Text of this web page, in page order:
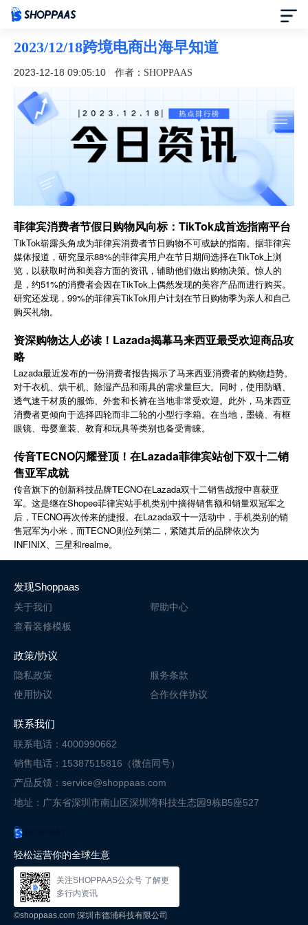
首页
定价
模板中心
合作伙伴
帮助中心
了解我们
2023/12/18跨境电商出海早知道
2023-12-18 09:05:10 作者：SHOPPAAS
菲律宾消费者节假日购物风向标：TikTok成首选指南平台
TikTok崭露头角成为菲律宾消费者节日购物不可或缺的指南。据菲律宾
媒体报道，研究显示88%的菲律宾用户在节日期间选择在TikTok上浏
览，以获取时尚和美容方面的资讯，辅助他们做出购物决策。惊人的
是，约51%的消费者会因在TikTok上偶然发现的美容产品而进行购买。
研究还发现，99%的菲律宾TikTok用户计划在节日购物季为亲人和自己
购买礼物。
资深购物达人必读！Lazada揭幕马来西亚最受欢迎商品攻
略
Lazada最近发布的一份消费者报告揭示了马来西亚消费者的购物趋势。
对干衣机、烘干机、除湿产品和雨具的需求量巨大。同时，使用防晒、
透气速干材质的服饰、外套和长裤在当地非常受欢迎。此外，马来西亚
消费者更倾向于选择四轮而非二轮的小型行李箱。在当地，墨镜、有框
眼镜、母婴童装、教育和玩具等类别也备受青睐。
传音TECNO闪耀登顶！在Lazada菲律宾站创下双十二销
售亚军成就
传音旗下的创新科技品牌TECNO在Lazada双十二销售战报中喜获亚
军。这是继在Shopee菲律宾站手机类别中摘得销售额和销量双冠军之
后， TECNO再次传来的捷报。在Lazada双十一活动中，手机类别的销
售冠军为小米，而TECNO则位列第二，紧随其后的品牌依次为
INFINIX、三星和realme。
轻松运营你的全球生意
关注SHOPPAAS公众号 了解更
多行内资讯
©shoppaas.com 深圳市德浦科技有限公司
发现Shoppaas
关于我们
帮助中心
查看装修模板
政策/协议
隐私政策
服务条款
使用协议
合作伙伴协议
联系我们
联系电话：4000990662
销售电话：15387515816（微信同号）
产品反馈：service@shoppaas.com
地址：广东省深圳市南山区深圳湾科技生态园9栋B5座527